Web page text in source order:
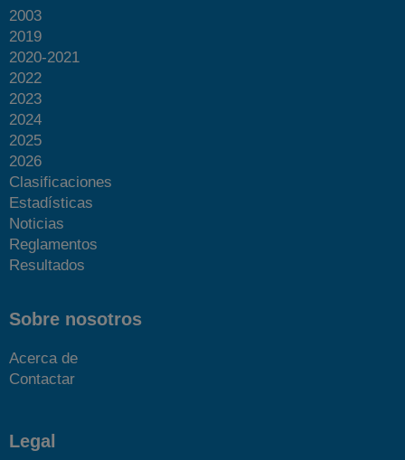
2003
2019
2020-2021
2022
2023
2024
2025
2026
Clasificaciones
Estadísticas
Noticias
Reglamentos
Resultados
Sobre nosotros
Acerca de
Contactar
Legal